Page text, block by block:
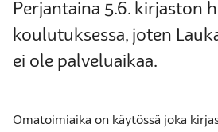
Perjantaina 5.6. kirjaston
koulutuksessa, joten
ei ole palveluaikaa.
Omatoimiaika on käytössä joka